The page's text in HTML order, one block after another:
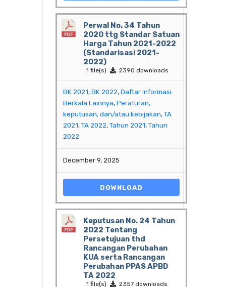
Perwal No. 34 Tahun
2020 ttg Standar Satuan
Harga Tahun 2021-2022
(Standarisasi 2021-
2022)
1 file(s) 2390 downloads
BK 2021, BK 2022, Daftar Informasi
Berkala Lainnya, Peraturan,
keputusan, dan/atau kebijakan, TA
2021, TA 2022, Tahun 2021, Tahun
2022
December 9, 2025
DOWNLOAD
Keputusan No. 24 Tahun
2022 Tentang
Persetujuan thd
Rancangan Perubahan
KUA serta Rancangan
Perubahan PPAS APBD
TA 2022
1 file(s) 2357 downloads